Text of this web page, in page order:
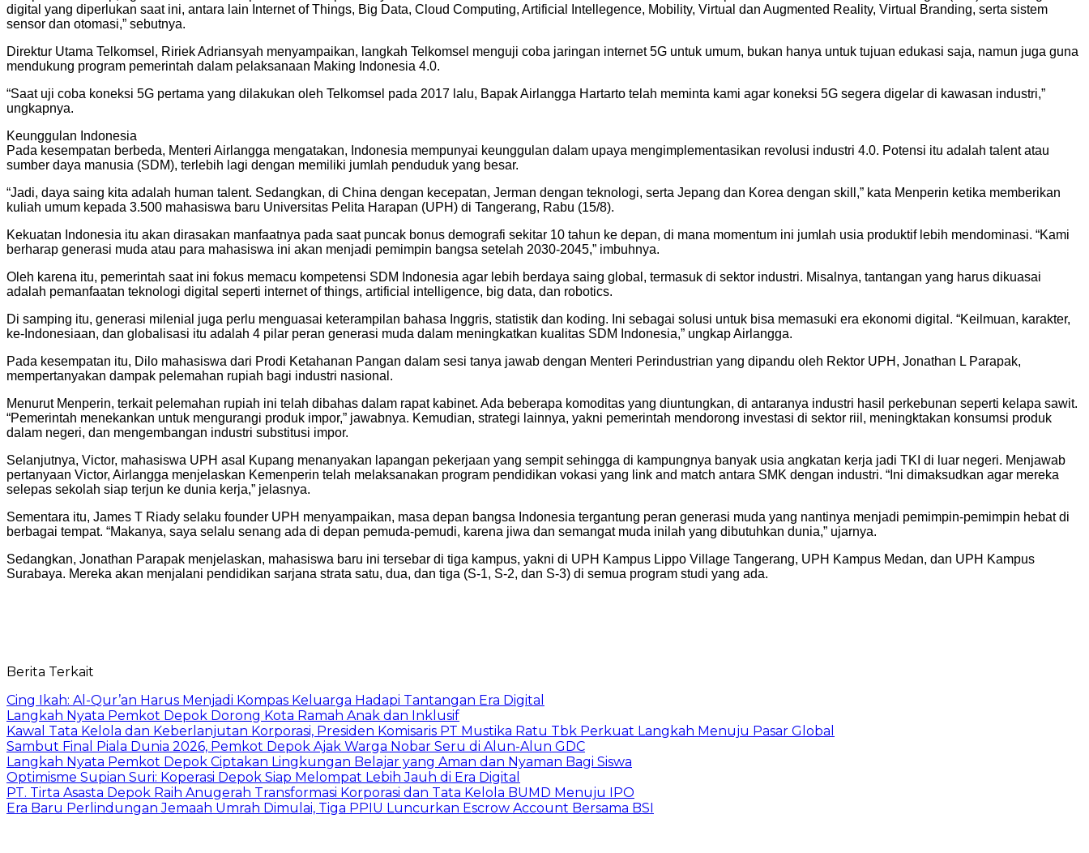
digital yang diperlukan saat ini, antara lain Internet of Things, Big Data, Cloud Computing, Artificial Intellegence, Mobility, Virtual dan Augmented Reality, Virtual Branding, serta sistem
sensor dan otomasi,” sebutnya.
Direktur Utama Telkomsel, Ririek Adriansyah menyampaikan, langkah Telkomsel menguji coba jaringan internet 5G untuk umum, bukan hanya untuk tujuan edukasi saja, namun juga guna
mendukung program pemerintah dalam pelaksanaan Making Indonesia 4.0.
“Saat uji coba koneksi 5G pertama yang dilakukan oleh Telkomsel pada 2017 lalu, Bapak Airlangga Hartarto telah meminta kami agar koneksi 5G segera digelar di kawasan industri,”
ungkapnya.
Keunggulan Indonesia
Pada kesempatan berbeda, Menteri Airlangga mengatakan, Indonesia mempunyai keunggulan dalam upaya mengimplementasikan revolusi industri 4.0. Potensi itu adalah talent atau
sumber daya manusia (SDM), terlebih lagi dengan memiliki jumlah penduduk yang besar.
“Jadi, daya saing kita adalah human talent. Sedangkan, di China dengan kecepatan, Jerman dengan teknologi, serta Jepang dan Korea dengan skill,” kata Menperin ketika memberikan
kuliah umum kepada 3.500 mahasiswa baru Universitas Pelita Harapan (UPH) di Tangerang, Rabu (15/8).
Kekuatan Indonesia itu akan dirasakan manfaatnya pada saat puncak bonus demografi sekitar 10 tahun ke depan, di mana momentum ini jumlah usia produktif lebih mendominasi. “Kami
berharap generasi muda atau para mahasiswa ini akan menjadi pemimpin bangsa setelah 2030-2045,” imbuhnya.
Oleh karena itu, pemerintah saat ini fokus memacu kompetensi SDM Indonesia agar lebih berdaya saing global, termasuk di sektor industri. Misalnya, tantangan yang harus dikuasai
adalah pemanfaatan teknologi digital seperti internet of things, artificial intelligence, big data, dan robotics.
Di samping itu, generasi milenial juga perlu menguasai keterampilan bahasa Inggris, statistik dan koding. Ini sebagai solusi untuk bisa memasuki era ekonomi digital. “Keilmuan, karakter,
ke-Indonesiaan, dan globalisasi itu adalah 4 pilar peran generasi muda dalam meningkatkan kualitas SDM Indonesia,” ungkap Airlangga.
Pada kesempatan itu, Dilo mahasiswa dari Prodi Ketahanan Pangan dalam sesi tanya jawab dengan Menteri Perindustrian yang dipandu oleh Rektor UPH, Jonathan L Parapak,
mempertanyakan dampak pelemahan rupiah bagi industri nasional.
Menurut Menperin, terkait pelemahan rupiah ini telah dibahas dalam rapat kabinet. Ada beberapa komoditas yang diuntungkan, di antaranya industri hasil perkebunan seperti kelapa sawit.
“Pemerintah menekankan untuk mengurangi produk impor,” jawabnya. Kemudian, strategi lainnya, yakni pemerintah mendorong investasi di sektor riil, meningktakan konsumsi produk
dalam negeri, dan mengembangan industri substitusi impor.
Selanjutnya, Victor, mahasiswa UPH asal Kupang menanyakan lapangan pekerjaan yang sempit sehingga di kampungnya banyak usia angkatan kerja jadi TKI di luar negeri. Menjawab
pertanyaan Victor, Airlangga menjelaskan Kemenperin telah melaksanakan program pendidikan vokasi yang link and match antara SMK dengan industri. “Ini dimaksudkan agar mereka
selepas sekolah siap terjun ke dunia kerja,” jelasnya.
Sementara itu, James T Riady selaku founder UPH menyampaikan, masa depan bangsa Indonesia tergantung peran generasi muda yang nantinya menjadi pemimpin-pemimpin hebat di
berbagai tempat. “Makanya, saya selalu senang ada di depan pemuda-pemudi, karena jiwa dan semangat muda inilah yang dibutuhkan dunia,” ujarnya.
Sedangkan, Jonathan Parapak menjelaskan, mahasiswa baru ini tersebar di tiga kampus, yakni di UPH Kampus Lippo Village Tangerang, UPH Kampus Medan, dan UPH Kampus
Surabaya. Mereka akan menjalani pendidikan sarjana strata satu, dua, dan tiga (S-1, S-2, dan S-3) di semua program studi yang ada.
Berita Terkait
Cing Ikah: Al-Qur’an Harus Menjadi Kompas Keluarga Hadapi Tantangan Era Digital
Langkah Nyata Pemkot Depok Dorong Kota Ramah Anak dan Inklusif
Kawal Tata Kelola dan Keberlanjutan Korporasi, Presiden Komisaris PT Mustika Ratu Tbk Perkuat Langkah Menuju Pasar Global
Sambut Final Piala Dunia 2026, Pemkot Depok Ajak Warga Nobar Seru di Alun-Alun GDC
Langkah Nyata Pemkot Depok Ciptakan Lingkungan Belajar yang Aman dan Nyaman Bagi Siswa
Optimisme Supian Suri: Koperasi Depok Siap Melompat Lebih Jauh di Era Digital
PT. Tirta Asasta Depok Raih Anugerah Transformasi Korporasi dan Tata Kelola BUMD Menuju IPO
Era Baru Perlindungan Jemaah Umrah Dimulai, Tiga PPIU Luncurkan Escrow Account Bersama BSI